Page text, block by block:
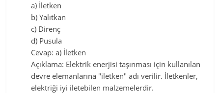
a) İletken
b) Yalıtkan
c) Direnç
d) Pusula
Cevap: a) İletken
Açıklama: Elektrik enerjisi taşınması için kullanılan
devre elemanlarına "iletken" adı verilir. İletkenler,
elektriği iyi iletebilen malzemelerdir.